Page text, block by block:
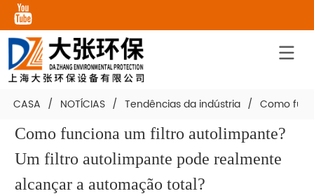
CASA / NOTÍCIAS / Tendências da indústria / Como
Como funciona um filtro autolimpante?
Um filtro autolimpante pode realmente
alcançar a automação total?